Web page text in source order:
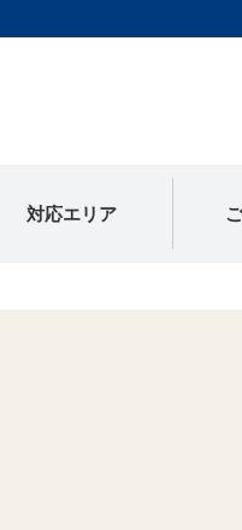
対応エリア